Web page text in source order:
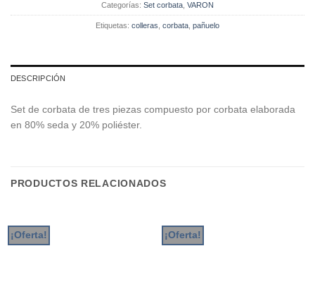
Categorías: Set corbata VARON
Etiquetas: colleras corbata pañuelo
DESCRIPCIÓN
Set de corbata de tres piezas compuesto por corbata elaborada
en 80% seda y 20% poliéster.
PRODUCTOS RELACIONADOS
¡Oferta! ¡Oferta!